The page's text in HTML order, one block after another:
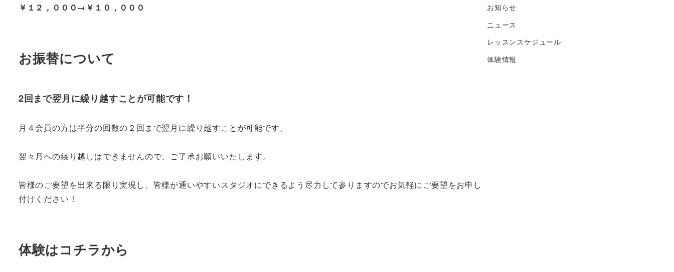
￥１２，０００→￥１０，０００
お振替について
2回まで翌月に繰り越すことが可能です！
月４会員の方は半分の回数の２回まで翌月に繰り越すことが可能です。
翌々月への繰り越しはできませんので、ご了承お願いいたします。
皆様のご要望を出来る限り実現し、皆様が通いやすいスタジオにできるよう尽力して参りますのでお気軽にご要望をお申し
付けください！
体験はコチラから
お知らせ
ニュース
レッスンスケジュール
体験情報